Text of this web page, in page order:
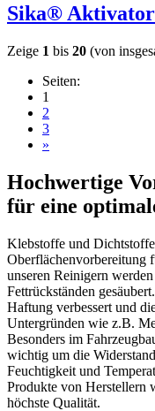
Sika®
Zeige 1 bis 20 (von
Seiten:
1
2
3
»
Hochwertige
für eine
Klebstoffe und
Oberflächenvorbereitung
unseren Reinigern
Fettrückständen
Haftung verbessert und
Untergründen wie z.B.
Besonders im
wichtig um die
Feuchtigkeit und
Produkte von Herstellern
höchste Qualität.